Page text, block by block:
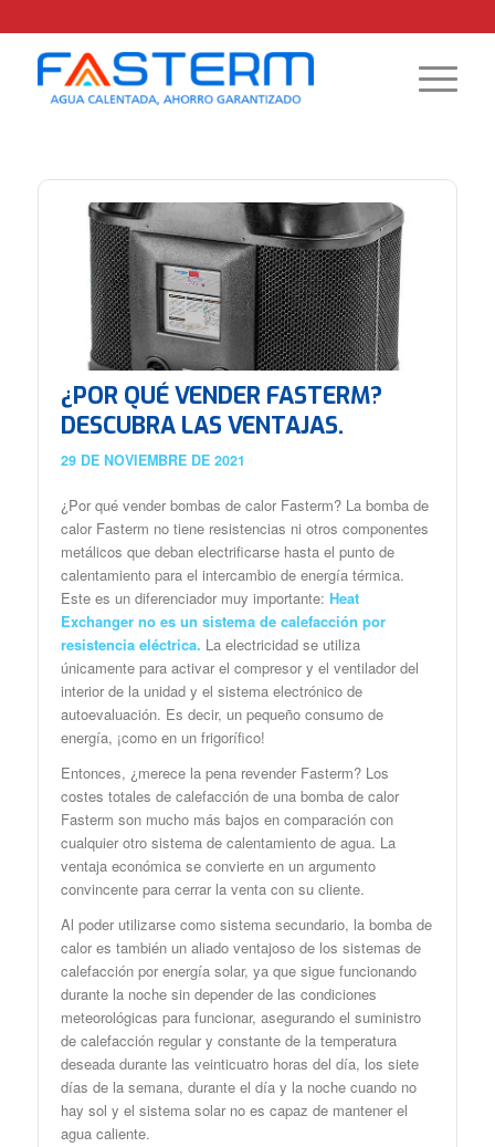
¿POR QUÉ VENDER FASTERM?
DESCUBRA LAS VENTAJAS.
29 DE NOVIEMBRE DE 2021
¿Por qué vender bombas de calor Fasterm? La bomba de
calor Fasterm no tiene resistencias ni otros componentes
metálicos que deban electrificarse hasta el punto de
calentamiento para el intercambio de energía térmica.
Este es un diferenciador muy importante: Heat
Exchanger no es un sistema de calefacción por
resistencia eléctrica. La electricidad se utiliza
únicamente para activar el compresor y el ventilador del
interior de la unidad y el sistema electrónico de
autoevaluación. Es decir, un pequeño consumo de
energía, ¡como en un frigorífico!
Entonces, ¿merece la pena revender Fasterm? Los
costes totales de calefacción de una bomba de calor
Fasterm son mucho más bajos en comparación con
cualquier otro sistema de calentamiento de agua. La
ventaja económica se convierte en un argumento
convincente para cerrar la venta con su cliente.
Al poder utilizarse como sistema secundario, la bomba de
calor es también un aliado ventajoso de los sistemas de
calefacción por energía solar, ya que sigue funcionando
durante la noche sin depender de las condiciones
meteorológicas para funcionar, asegurando el suministro
de calefacción regular y constante de la temperatura
deseada durante las veinticuatro horas del día, los siete
días de la semana, durante el día y la noche cuando no
hay sol y el sistema solar no es capaz de mantener el
agua caliente.